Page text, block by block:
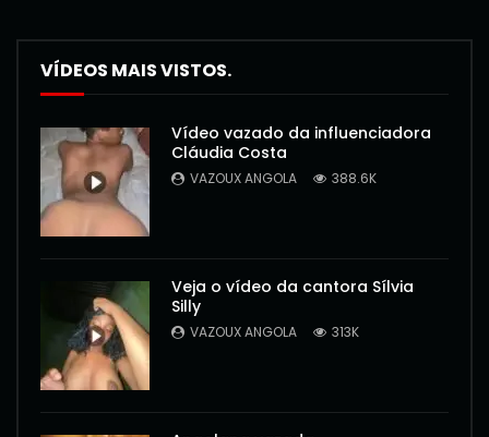
VÍDEOS MAIS VISTOS.
Vídeo vazado da influenciadora
Cláudia Costa
VAZOUX ANGOLA 388.6K
Veja o vídeo da cantora Sílvia
Silly
VAZOUX ANGOLA 313K